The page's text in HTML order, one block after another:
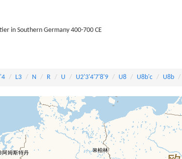
in Southern Germany 400-700 CE
L3 N R U U2'3'4'7'8'9 U8 U8b'c U8b